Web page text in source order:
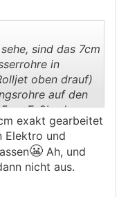
sind das 7cm
in
oben drauf)
auf den
Fußboden.
exakt gearbeitet
Elektro und
😬 Ah, und
nicht aus.